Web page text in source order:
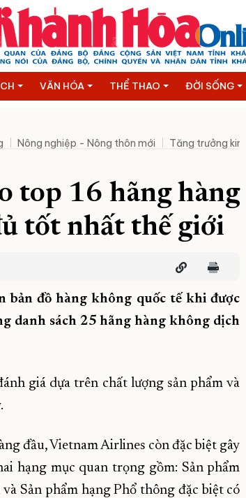
VĂN HÓA THỂ THAO ĐỜI SỐNG
Nông nghiệp - Nông thôn mới Tăng trưởng
top 16 hãng hàng
tốt nhất thế giới
bản đồ hàng không quốc tế khi được
danh sách 25 hãng hàng không dịch
giá dựa trên chất lượng sản phẩm và
đầu, Vietnam Airlines còn đặc biệt gây
hạng mục quan trọng gồm: Sản phẩm
Sản phẩm hạng Phổ thông đặc biệt có